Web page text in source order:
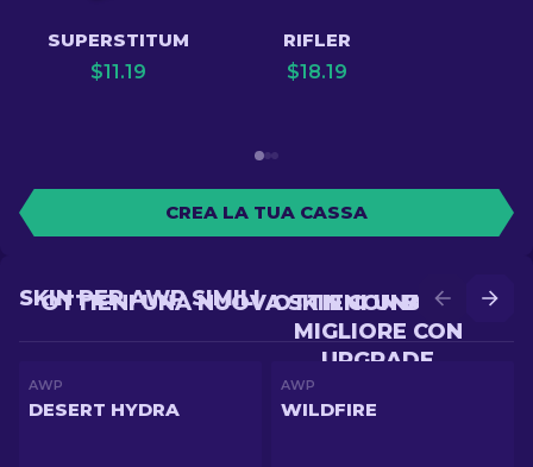
SUPERSTITUM
$11.19
RIFLER
$18.19
CREA LA TUA CASSA
OTTIENI UNA SKIN
MIGLIORE CON
UPGRADE
OTTIENI UNA NUOVA SKIN CON BATTLE
SKIN PER AWP SIMILI
AWP
DESERT HYDRA
AWP
WILDFIRE